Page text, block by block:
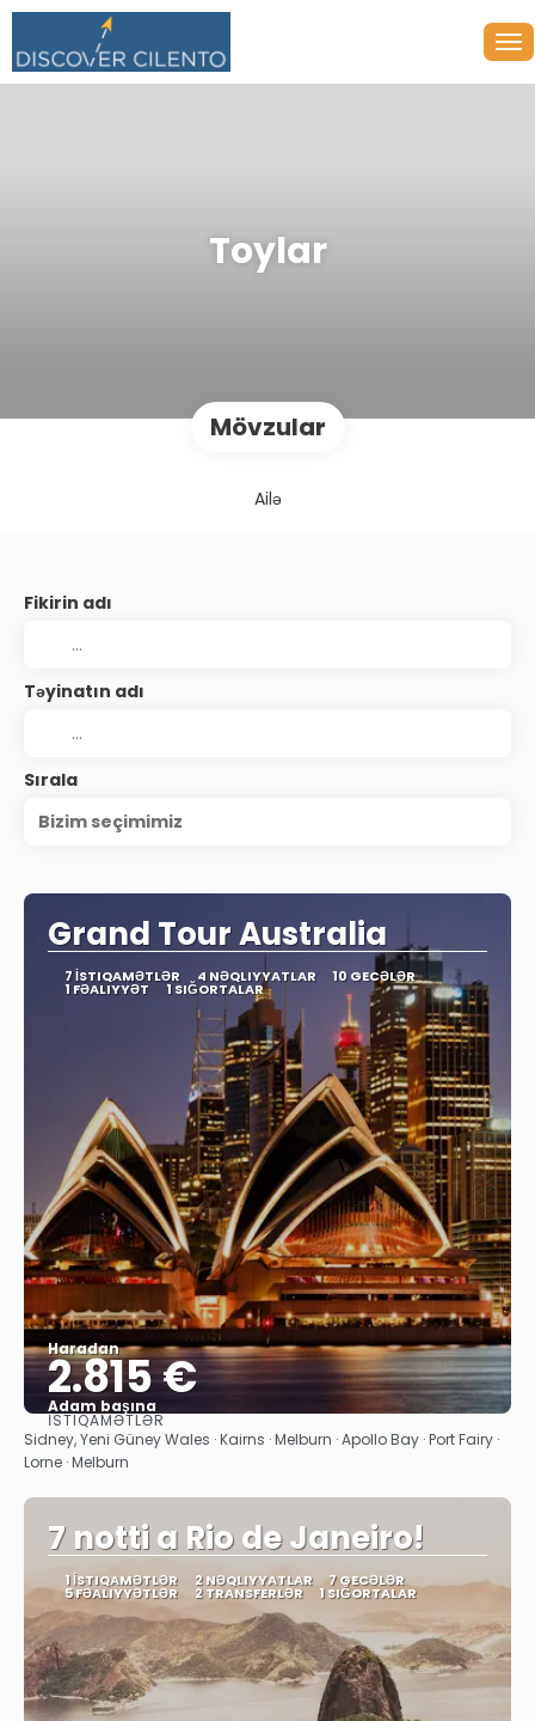
Toylar
Mövzular
Ailə
Fikirin adı
Təyinatın adı
Sırala
Bizim seçimimiz
Grand Tour Australia
7 İSTIQAMƏTLƏR 4 NƏQLIYYATLAR 10 GECƏLƏR
1 FƏALIYYƏT 1 SIĞORTALAR
Haradan
2.815 €
Adam başına
Baxın
İSTIQAMƏTLƏR
Sidney, Yeni Güney Wales · Kairns · Melburn · Apollo Bay · Port Fairy ·
Lorne · Melburn
7 notti a Rio de Janeiro!
1 İSTIQAMƏTLƏR 2 NƏQLIYYATLAR 7 GECƏLƏR
5 FƏALIYYƏTLƏR 2 TRANSFERLƏR 1 SIĞORTALAR